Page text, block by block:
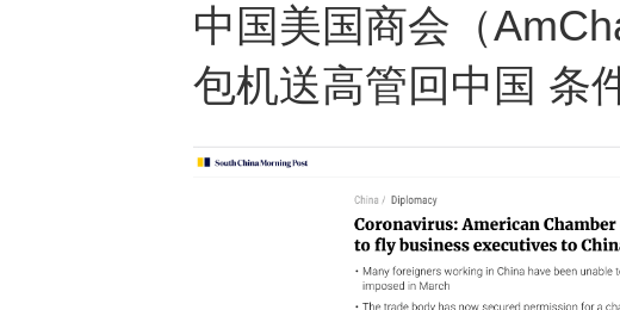
中国美国商会（
包机送高管回中国 条